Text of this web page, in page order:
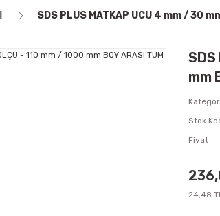
SDS PLUS MATKAP UCU 4 mm / 30
SDS
mm
Stok
Fiyat
24,48